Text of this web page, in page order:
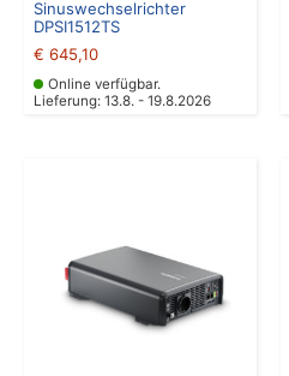
Sinuswechselrichter
DPSI1512TS
€ 645,10
Online verfügbar.
Lieferung: 13.8. - 19.8.2026